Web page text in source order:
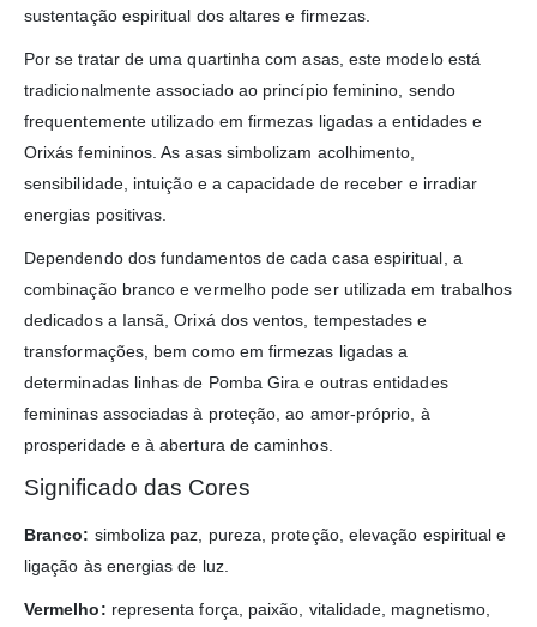
sustentação espiritual dos altares e firmezas.
Por se tratar de uma quartinha com asas, este modelo está
tradicionalmente associado ao princípio feminino, sendo
frequentemente utilizado em firmezas ligadas a entidades e
Orixás femininos. As asas simbolizam acolhimento,
sensibilidade, intuição e a capacidade de receber e irradiar
energias positivas.
Dependendo dos fundamentos de cada casa espiritual, a
combinação branco e vermelho pode ser utilizada em trabalhos
dedicados a Iansã, Orixá dos ventos, tempestades e
transformações, bem como em firmezas ligadas a
determinadas linhas de Pomba Gira e outras entidades
femininas associadas à proteção, ao amor-próprio, à
prosperidade e à abertura de caminhos.
Significado das Cores
Branco: simboliza paz, pureza, proteção, elevação espiritual e
ligação às energias de luz.
Vermelho: representa força, paixão, vitalidade, magnetismo,